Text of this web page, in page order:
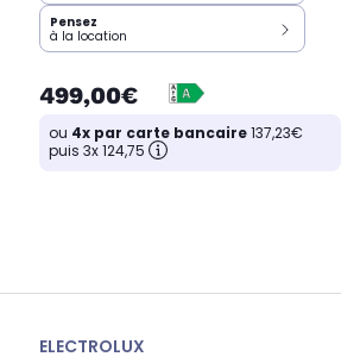
Pensez
à la location
499,00€
ou 4x par carte bancaire137,23€
puis 3x 124,75
ELECTROLUX